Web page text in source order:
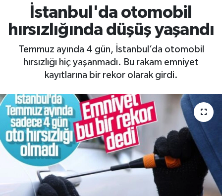
İstanbul'da otomobil
hırsızlığında düşüş yaşandı
Temmuz ayında 4 gün, İstanbul’da otomobil
hırsızlığı hiç yaşanmadı. Bu rakam emniyet
kayıtlarına bir rekor olarak girdi.
Süper Lig Puan Durumu ve Fikstür
Tüm Manşetler
Son Dakika Haberleri